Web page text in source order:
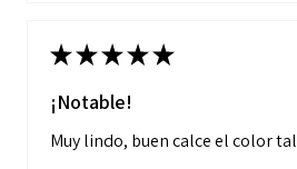
★★★★★
¡Notable!
Muy lindo, buen calce el color